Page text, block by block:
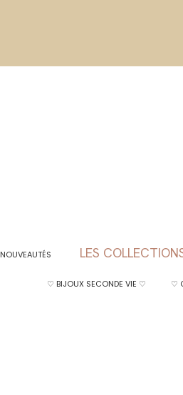
NOUVEAUTÉS LES
♡ BIJOUX SECONDE VIE ♡ ♡